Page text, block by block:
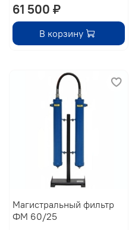
61 500 ₽
В корзину
Магистральный фильтр
ФМ 60/25